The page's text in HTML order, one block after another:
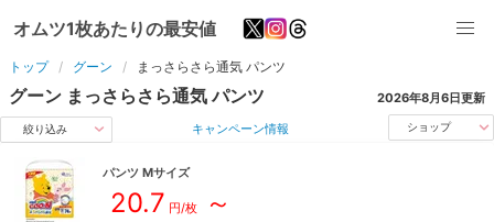
オムツ1枚あたりの最安値
トップ グーン まっさらさら通気 パンツ
グーン まっさらさら通気 パンツ 2026年8月6日更新
絞り込み キャンペーン情報 ショップ
パンツ Mサイズ
20.7 円/枚～